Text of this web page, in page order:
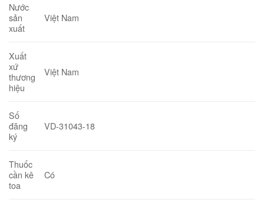
Nước
sản
xuất
Việt Nam
Xuất
xứ
thương
hiệu
Việt Nam
Số
đăng
ký
VD-31043-18
Thuốc
cần kê
toa
Có